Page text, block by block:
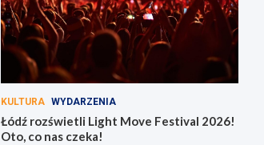
KULTURA WYDARZENIA
Łódź rozświetli Light Move Festival 2026!
Oto, co nas czeka!